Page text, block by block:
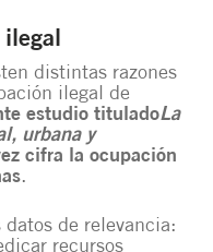
ilegal
distintas razones
ilegal de
estudio tituladoLa
urbana y
cifra la ocupación
.
de relevancia:
recursos